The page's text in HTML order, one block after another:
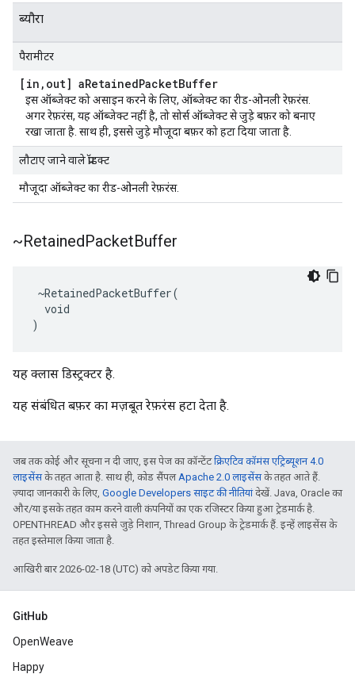
ब्यौरा
पैरामीटर
[in , out] aRetainedPacketBuffer
इस ऑब्जेक्ट को असाइन करने के लिए, ऑब्जेक्ट का रीड-ओनली रेफ़रंस.
अगर रेफ़रंस, यह ऑब्जेक्ट नहीं है, तो सोर्स ऑब्जेक्ट से जुड़े बफ़र को बनाए
रखा जाता है. साथ ही, इससे जुड़े मौजूदा बफ़र को हटा दिया जाता है.
लौटाए जाने वाले प्रॉडक्ट
मौजूदा ऑब्जेक्ट का रीड-ओनली रेफ़रंस.
~RetainedPacketBuffer
~RetainedPacketBuffer(
  void
)
यह क्लास डिस्ट्रक्टर है.
यह संबंधित बफ़र का मज़बूत रेफ़रंस हटा देता है.
जब तक कोई और सूचना न दी जाए, इस पेज का कॉन्टेंटक्रिएटिव कॉमंस एट्रिब्यूशन 4.0
लाइसेंसके तहत आता है. साथ ही, कोड सैंपलApache 2.0 लाइसेंसके तहत आते हैं.
ज़्यादा जानकारी के लिए, Google Developers साइट की नीतियांदेखें. Java, Oracle का
और/या इसके तहत काम करने वाली कंपनियों का एक रजिस्टर किया हुआ ट्रेडमार्क है.
OPENTHREAD और इससे जुड़े निशान, Thread Group के ट्रेडमार्क हैं. इन्हें लाइसेंस के
तहत इस्तेमाल किया जाता है.
आखिरी बार 2026-02-18 (UTC) को अपडेट किया गया.
GitHub
OpenWeave
Happy